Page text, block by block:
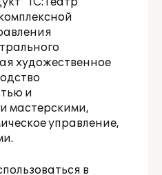
художественное
и
мастерскими,
управление,
в